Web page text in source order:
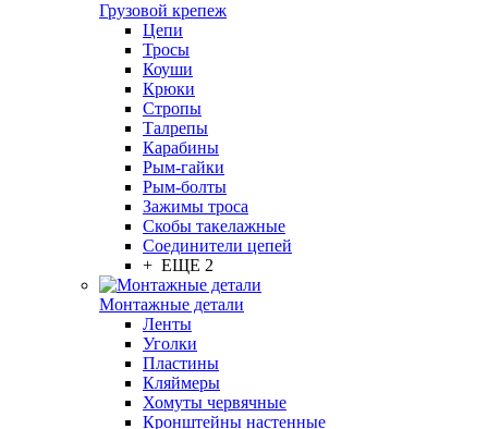
Грузовой крепеж
Цепи
Тросы
Коуши
Крюки
Стропы
Талрепы
Карабины
Рым-гайки
Рым-болты
Зажимы троса
Скобы такелажные
Соединители цепей
+ ЕЩЕ 2
Монтажные детали
Ленты
Уголки
Пластины
Кляймеры
Хомуты червячные
Кронштейны настенные